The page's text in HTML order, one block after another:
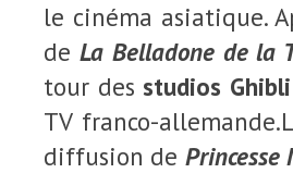
le cinéma asiatique.
de La Belladone de la
tour des studios Ghibli
TV franco-allemande.
diffusion de Princesse